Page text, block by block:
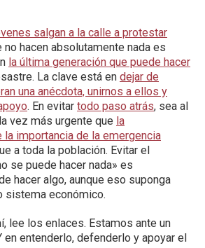
salgan a la calle a protestar
hacen absolutamente nada es
la última generación que puede hacer
La clave está en dejar de
una anécdota, unirnos a ellos y
. En evitar todo paso atrás, sea al
vez más urgente que la
importancia de la emergencia
a toda la población. Evitar el
se puede hacer nada» es
hacer algo, aunque eso suponga
sistema económico.
lee los enlaces. Estamos ante un
entenderlo, defenderlo y apoyar el